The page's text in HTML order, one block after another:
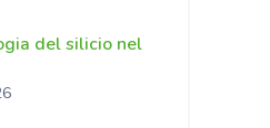
del silicio nel